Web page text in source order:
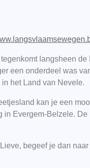
langsheen
een onderdeel was
het Land van Nevele.
kan je een
in Evergem-Belzele.
begeef je dan